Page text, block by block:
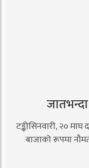
टङ्कीसिनवारी, २०
बाजाको रूपमा